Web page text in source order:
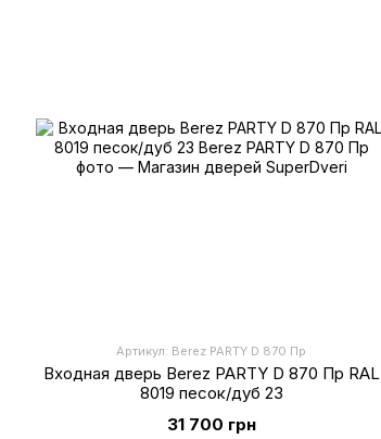
Артикул: Berez PARTY D 870 Пр
Входная дверь Berez PARTY D 870 Пр RAL
8019 песок/дуб 23
31 700 грн